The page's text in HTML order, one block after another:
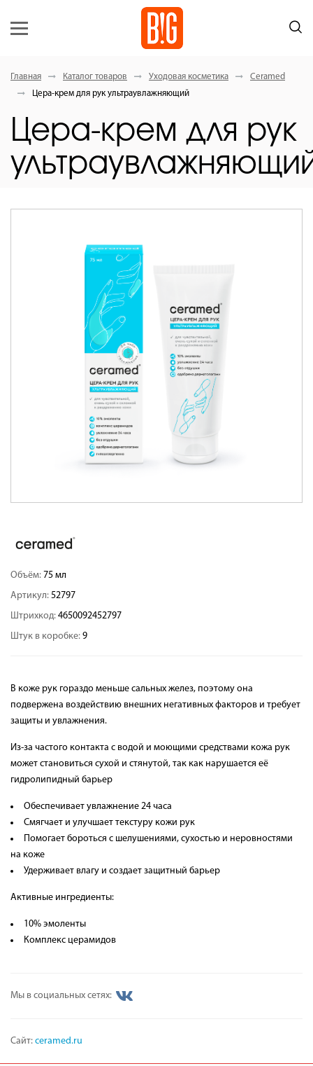
Главная Каталог товаров Уходовая косметика
Ceramed
Цера-крем для рук ультраувлажняющий
Цера-крем для рук
Объём: 75 мл
Артикул: 52797
Штрихкод: 4650092452797
Штук в коробке: 9
В коже рук гораздо меньше сальных желез, поэтому она
подвержена воздействию внешних негативных факторов и требует
защиты и увлажнения.
Из-за частого контакта с водой и моющими средствами кожа рук
может становиться сухой и стянутой, так как нарушается её
гидролипидный барьер
Обеспечивает увлажнение 24 часа
Смягчает и улучшает текстуру кожи рук
Помогает бороться с шелушениями, сухостью и неровностями
на коже
Удерживает влагу и создает защитный барьер
Активные ингредиенты:
10% эмоленты
Комплекс церамидов
Мы в социальных сетях:
Сайт: ceramed.ru